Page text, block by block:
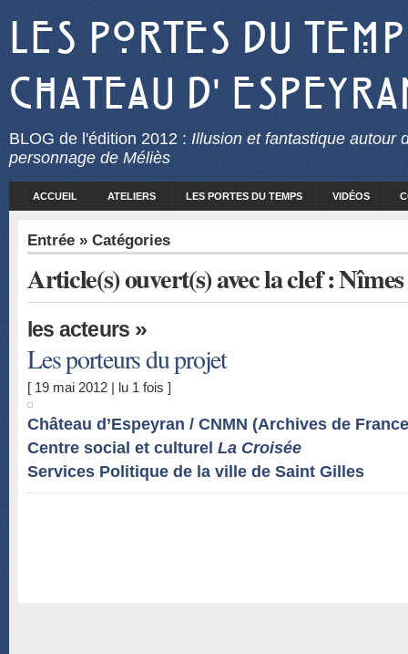
Les Portes du
Chateau d'
BLOG de l'édition 2012 : Illusion et fantastique autour
personnage de Méliès
ACCUEIL ATELIERS LES PORTES DU TEMPS VIDÉOS
Entrée » Catégories
Article(s) ouvert(s) avec la clef : Nîmes
les acteurs »
Les porteurs du projet
[ 19 mai 2012 | lu 1 fois ]
Château d’Espeyran / CNMN (Archives de
Centre social et culturel La Croisée
Services Politique de la ville de Saint Gilles